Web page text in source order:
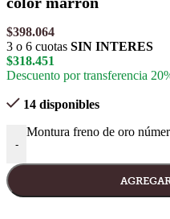
$398.064
3 o 6 cuotas SIN INTERES
$318.451
Descuento por transferencia
14 disponibles
-
Montura freno de oro